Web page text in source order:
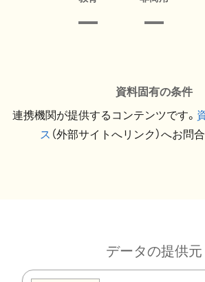
資料固有の条件
連携機関が提供するコンテンツです。
ス （外部サイトへリンク）へお問
データの提供元